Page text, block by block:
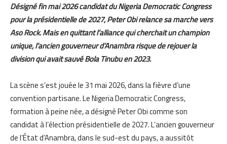
Désigné fin mai 2026 candidat du Nigeria Democratic Congress
pour la présidentielle de 2027, Peter Obi relance sa marche vers
Aso Rock. Mais en quittant l’alliance qui cherchait un champion
unique, l’ancien gouverneur d’Anambra risque de rejouer la
division qui avait sauvé Bola Tinubu en 2023.
La scène s’est jouée le 31 mai 2026, dans la fièvre d’une
convention partisane. Le Nigeria Democratic Congress,
formation à peine née, a désigné Peter Obi comme son
candidat à l’élection présidentielle de 2027. L’ancien gouverneur
de l’État d’Anambra, dans le sud-est du pays, a aussitôt